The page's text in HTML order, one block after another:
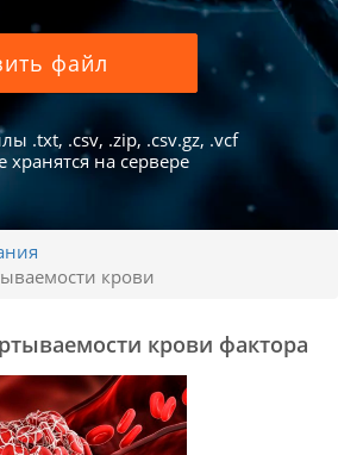
файл
.txt, .csv, .zip, .csv.gz, .vcf
на сервере
крови
крови фактора